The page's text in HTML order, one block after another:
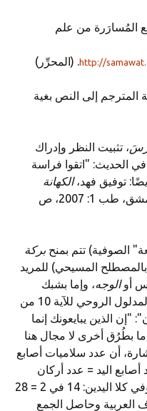
المُسارَرة من علم
http://. (المحرِّر)
إلى النص بغية
، تثبيت النظر وإدراك
الحديث: "اتقوا فراسة
توفيق فهد،الكهانة
، دار قدمُس، دمشق، طب 1: 2007، ص
الصوفية) تتم بمنحبركة
المسيحي) للمريد
أوالوجه، وإما بشبك
الأيدي بين الشيخ والمريد (وهذا هو المدلول الروحي للآية 10 من
الذين يبايعونك إنما
بطُرُق أخرى لا مجال هنا
أن عدد سلاميات أصابع
هو 14 (4 + 1 = 5 = عدد أصابع اليد = عدد أركان
الإسلام = الطبائع الأربعة + الأثير)، وفي كلا اليدين: 14 في 2 = 28
عدد الحروف العربية وحاصل الجمع